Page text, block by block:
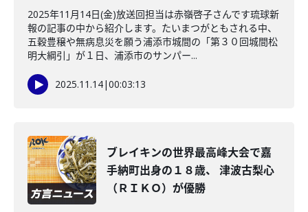
2025年11月14日(金)放送回担当は赤嶺啓子さんです琉球新
報の記事の中から紹介します。たいまつがともされる中、
五穀豊穣や無病息災を願う浦添市城間の「第３０回城間松
明大綱引」が１日、浦添市のサンパー...
2025.11.14|00:03:13
ブレイキンの世界最高峰大会で嘉
手納町出身の１８歳、 津波古梨心
（ＲＩＫＯ）が優勝